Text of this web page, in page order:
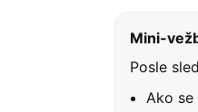
Mini-
Posle
Ako se